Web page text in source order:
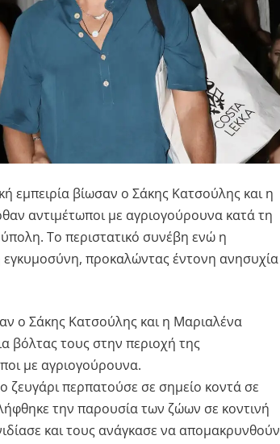
εμπειρία βίωσαν ο Σάκης Κατσούλης και η
αντιμέτωποι με αγριογούρουνα κατά τη
Το περιστατικό συνέβη ενώ η
προκαλώντας έντονη ανησυχία
ο Σάκης Κατσούλης και η Μαριαλένα
βόλτας τους στην περιοχή της
με αγριογούρουνα.
περπατούσε σε σημείο κοντά σε
την παρουσία των ζώων σε κοντινή
και τους ανάγκασε να απομακρυνθούν